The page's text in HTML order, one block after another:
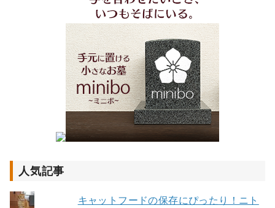
人気記事
キャットフードの保存にぴったり！ニト